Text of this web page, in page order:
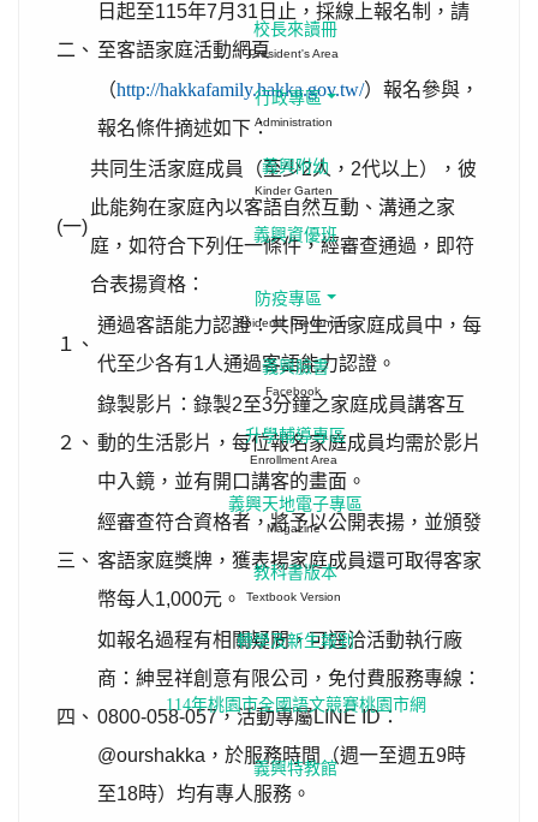
二、
日起至115年7月31日止，採線上報名制，請
至客語家庭活動網頁
（http://hakkafamily.hakka.gov.tw/）報名參與，
報名條件摘述如下：
(一)
共同生活家庭成員（至少2人，2代以上），彼
此能夠在家庭內以客語自然互動、溝通之家
庭，如符合下列任一條件，經審查通過，即符
合表揚資格：
１、
通過客語能力認證：共同生活家庭成員中，每
代至少各有1人通過客語能力認證。
２、
錄製影片：錄製2至3分鐘之家庭成員講客互
動的生活影片，每位報名家庭成員均需於影片
中入鏡，並有開口講客的畫面。
三、
經審查符合資格者，將予以公開表揚，並頒發
客語家庭獎牌，獲表揚家庭成員還可取得客家
幣每人1,000元。
四、
如報名過程有相關疑問，可逕洽活動執行廠
商：紳昱祥創意有限公司，免付費服務專線：
0800-058-057，活動專屬LINE ID：
@ourshakka，於服務時間（週一至週五9時
至18時）均有專人服務。
校長來讀冊
President's Area
行政專區
Administration
義興附幼
Kinder Garten
義興資優班
防疫專區
Epidemic Prevention
義興臉書
Facebook
升學輔導專區
Enrollment Area
義興天地電子專區
Magazine
教科書版本
Textbook Version
轉學及新生報到
114年桃園市全國語文競賽桃園市網
義興特教館